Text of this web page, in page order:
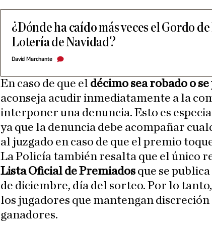
¿Dónde ha caído más veces el Gordo de
Lotería de Navidad?
David Marchante
En caso de que el décimo sea robado o
aconseja acudir inmediatamente a la
interponer una denuncia. Esto es
ya que la denuncia debe acompañar
al juzgado en caso de que el premio
La Policía también resalta que el único
Lista Oficial de Premiados que se
de diciembre, día del sorteo. Por lo
los jugadores que mantengan
ganadores.